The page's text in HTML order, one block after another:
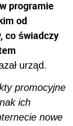
programie
od
co świadczy
urząd.
promocyjne
ich
nowe